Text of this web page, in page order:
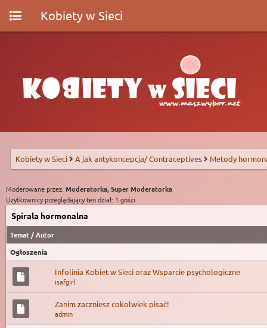
Kobiety w Sieci
Kobiety w Sieci A jak antykoncepcja/ Contraceptives Metody
Moderowane przez: Moderatorka, Super Moderatorka
Użytkownicy przeglądający ten dział: 1 gości
Spirala hormonalna
Temat /Autor
Ogłoszenia
Infolinia Kobiet w Sieci oraz Wsparcie psychologiczne
isafgirl
Zanim zaczniesz cokolwiek pisać!
admin